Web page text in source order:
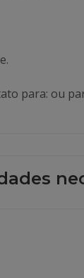
para: ou